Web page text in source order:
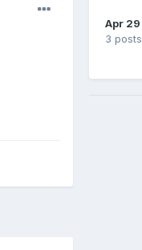
Apr
3 posts